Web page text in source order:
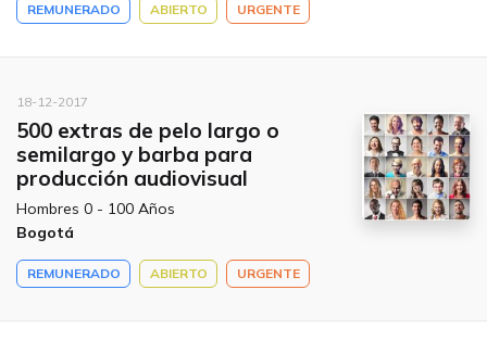
REMUNERADO ABIERTO URGENTE
18-12-2017
500 extras de pelo largo o
semilargo y barba para
producción audiovisual
Hombres 0 - 100 Años
Bogotá
REMUNERADO ABIERTO URGENTE